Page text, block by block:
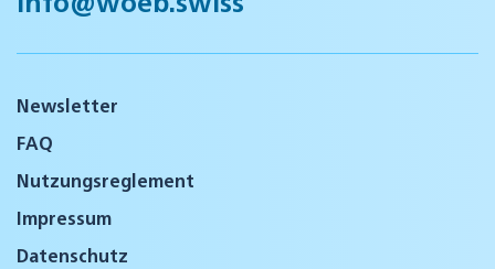
Newsletter
FAQ
Nutzungsreglement
Impressum
Datenschutz